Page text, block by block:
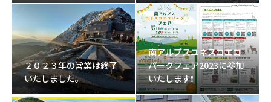
２０２３年の営業は終了
いたしました。
南アルプスユネスコエコ
パークフェア2023に参加
いたします❗